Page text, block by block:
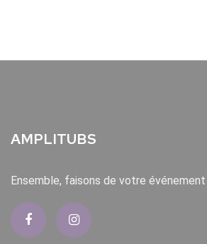
AMPLITUBS
Ensemble, faisons de votre